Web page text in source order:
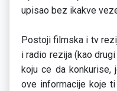
upisao bez ikakve
Postoji filmska i tv
i radio rezija (kao
koju ce da
ove informacije koje